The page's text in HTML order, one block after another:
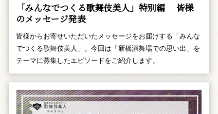
「みんなでつくる歌舞伎美人」特別編 皆様
のメッセージ発表
皆様からお寄せいただいたメッセージをお届けする「みんな
でつくる歌舞伎美人」。今回は「新橋演舞場での思い出」を
テーマに募集したエピソードをご紹介します。